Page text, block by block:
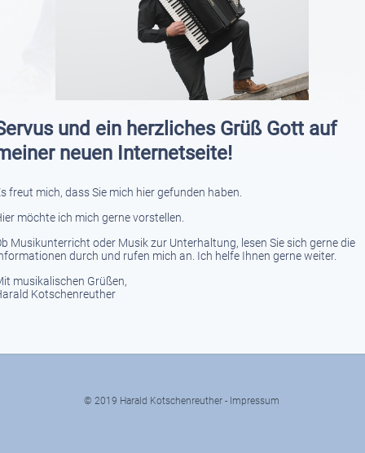
und ein herzliches Grüß Gott auf
neuen Internetseite!
freut mich, dass Sie mich hier gefunden haben.
möchte ich mich gerne vorstellen.
Musikunterricht oder Musik zur Unterhaltung, lesen Sie sich gerne die
durch und rufen mich an. Ich helfe Ihnen gerne weiter.
musikalischen Grüßen,
Kotschenreuther
© 2019 Harald Kotschenreuther - Impressum